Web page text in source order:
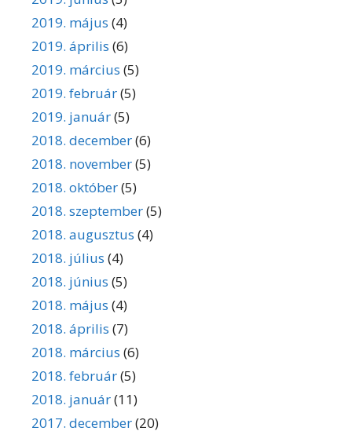
2019. május (4)
2019. április (6)
2019. március (5)
2019. február(5)
2019. január(5)
2018. december(6)
2018. november(5)
2018. október(5)
2018. szeptember(5)
2018. augusztus (4)
2018. július (4)
2018. június (5)
2018. május (4)
2018. április (7)
2018. március (6)
2018. február(5)
2018. január(11)
2017. december(20)